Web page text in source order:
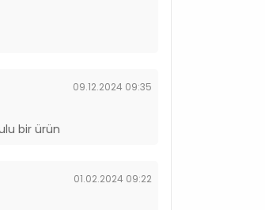
09.12.2024 09:35
bir ürün
01.02.2024 09:22